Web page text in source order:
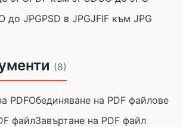
до JPGPSD в JPGJFIF към JPG
(8)
PDFОбединяване на PDF файлове
файлЗавъртане на PDF файл